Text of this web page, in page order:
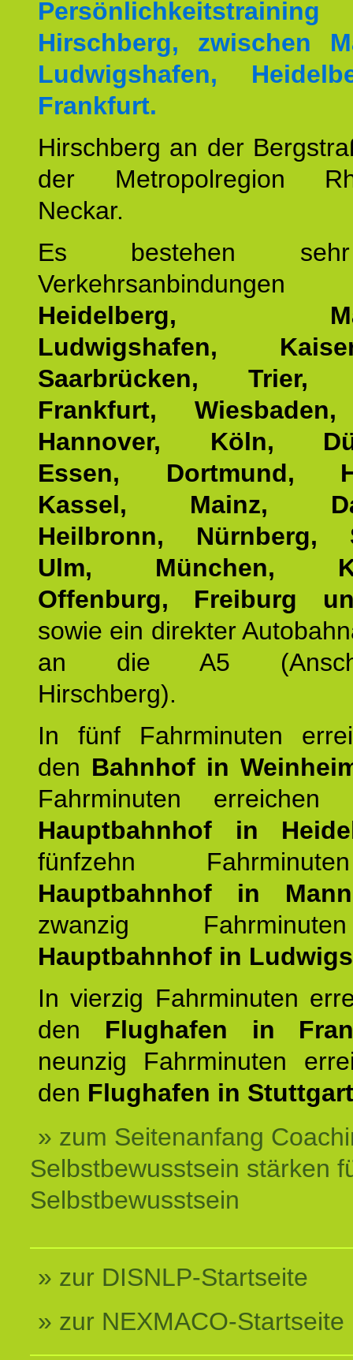
Hirschberg, zwischen
Ludwigshafen,
Frankfurt.
Hirschberg an der
der Metropolregion
Neckar.
Es bestehen
Heidelberg,
Ludwigshafen,
Saarbrücken, Trier,
Frankfurt,
Hannover, Köln,
Essen, Dortmund,
Kassel, Mainz,
Heilbronn, Nürnberg,
Ulm, München,
Offenburg, Freiburg
sowie ein direkter
an die A5
Hirschberg).
In fünf Fahrminuten
den Bahnhof in
Fahrminuten
Hauptbahnhof in
fünfzehn
Hauptbahnhof in
zwanzig
Hauptbahnhof in
In vierzig Fahrminuten
den Flughafen in
neunzig Fahrminuten
den Flughafen in
» zum Seitenanfang
Selbstbewusstsein stärken
Selbstbewusstsein
» zur DISNLP-Startseite
» zur NEXMACO-Startseite